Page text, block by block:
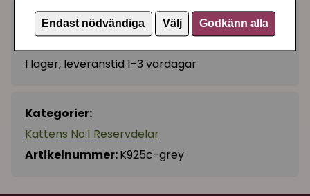
Endast nödvändiga Välj Godkänn alla
695 kr − + Köp
I lager, leveranstid 1-3 vardagar
Kategorier:
Kattens No.1 Reservdelar
Artikelnummer:K925c-grey